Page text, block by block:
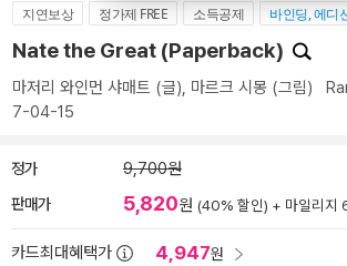
지연보상 정가제 FREE 소득공제 바인딩, 에디
Nate the Great (Paperback)
마저리 와인먼 샤매트 (글), 마르크 시몽 (그림)
7-04-15
정가 9,700원
판매가 5,820원 (40% 할인) + 마일리지
카드최대혜택가 4,947원